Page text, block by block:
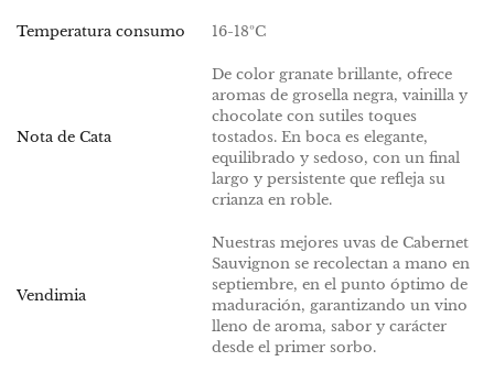
Temperatura consumo 16-18ºC
Nota de Cata
De color granate brillante, ofrece
aromas de grosella negra, vainilla y
chocolate con sutiles toques
tostados. En boca es elegante,
equilibrado y sedoso, con un final
largo y persistente que refleja su
crianza en roble.
Vendimia
Nuestras mejores uvas de Cabernet
Sauvignon se recolectan a mano en
septiembre, en el punto óptimo de
maduración, garantizando un vino
lleno de aroma, sabor y carácter
desde el primer sorbo.